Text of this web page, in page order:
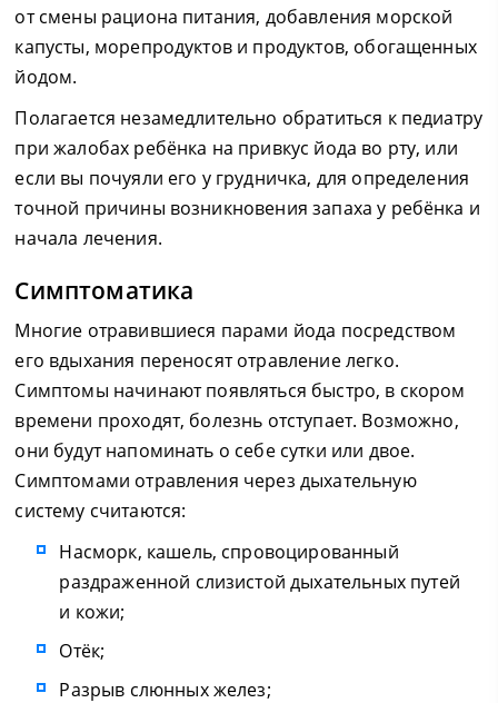
от смены рациона питания, добавления морской
капусты, морепродуктов и продуктов, обогащенных
йодом.
Полагается незамедлительно обратиться к педиатру
при жалобах ребёнка на привкус йода во рту, или
если вы почуяли его у грудничка, для определения
точной причины возникновения запаха у ребёнка и
начала лечения.
Симптоматика
Многие отравившиеся парами йода посредством
его вдыхания переносят отравление легко.
Симптомы начинают появляться быстро, в скором
времени проходят, болезнь отступает. Возможно,
они будут напоминать о себе сутки или двое.
Симптомами отравления через дыхательную
систему считаются:
Насморк, кашель, спровоцированный
раздраженной слизистой дыхательных путей
и кожи;
Отёк;
Разрыв слюнных желез;